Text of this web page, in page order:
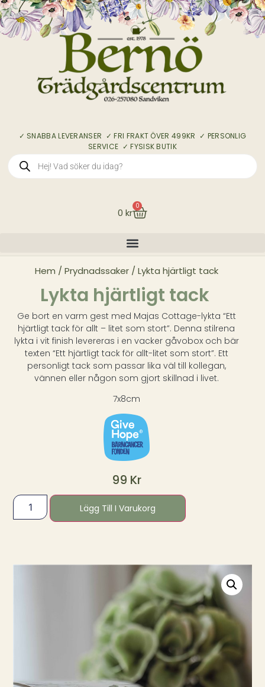
✓ SNABBA LEVERANSER ✓ FRI FRAKT ÖVER 499KR ✓ PERSONLIG
SERVICE ✓ FYSISK BUTIK
0 kr
0
Hem / Prydnadssaker/ Lykta hjärtligt tack
Lykta hjärtligt tack
Ge bort en varm gest med Majas Cottage-lykta “Ett
hjärtligt tack för allt – litet som stort”. Denna stilrena
lykta i vit finish levereras i en vacker gåvobox och bär
texten “Ett hjärtligt tack för allt-litet som stort”. Ett
personligt tack som passar lika väl till kollegan,
vännen eller någon som gjort skillnad i livet.
7x8cm
99 Kr
Lägg Till I Varukorg